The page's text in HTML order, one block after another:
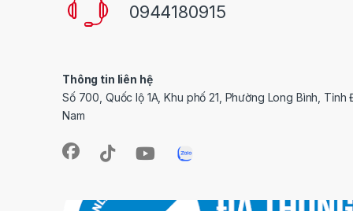
0944180915
Thông tin liên hệ
Số 700, Quốc lộ 1A, Khu phố 21, Phường Long Bình, Tỉnh
Nam